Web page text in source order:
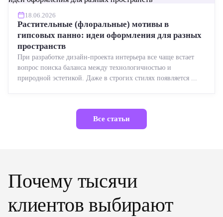
18.06.2026
Растительные (флоральные) мотивы в
гипсовых панно: идеи оформления для разных
пространств
При разработке дизайн-проекта интерьера все чаще встает
вопрос поиска баланса между технологичностью и
природной эстетикой. Даже в строгих стилях появляется ...
Все статьи
Почему тысячи
клиентов выбирают